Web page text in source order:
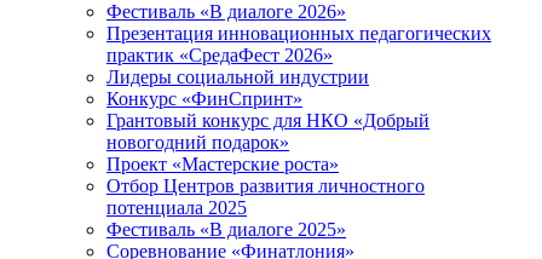
Фестиваль «В диалоге 2026»
Презентация инновационных педагогических
практик «СредаФест 2026»
Лидеры социальной индустрии
Конкурс «ФинСпринт»
Грантовый конкурс для НКО «Добрый
новогодний подарок»
Проект «Мастерские роста»
Отбор Центров развития личностного
потенциала 2025
Фестиваль «В диалоге 2025»
Соревнование «Финатлония»